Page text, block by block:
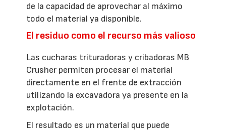
de la capacidad de aprovechar al máximo
todo el material ya disponible.
El residuo como el recurso más valioso
Las cucharas trituradoras y cribadoras MB
Crusher permiten procesar el material
directamente en el frente de extracción
utilizando la excavadora ya presente en la
explotación.
El resultado es un material que puede